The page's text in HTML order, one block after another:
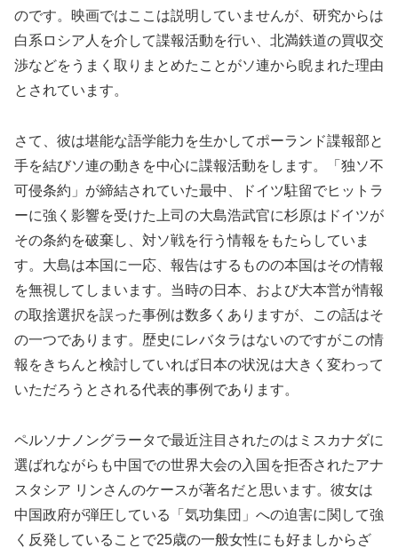
のです。映画ではここは説明していませんが、研究からは
白系ロシア人を介して諜報活動を行い、北満鉄道の買収交
渉などをうまく取りまとめたことがソ連から睨まれた理由
とされています。
さて、彼は堪能な語学能力を生かしてポーランド諜報部と
手を結びソ連の動きを中心に諜報活動をします。「独ソ不
可侵条約」が締結されていた最中、ドイツ駐留でヒットラ
ーに強く影響を受けた上司の大島浩武官に杉原はドイツが
その条約を破棄し、対ソ戦を行う情報をもたらしていま
す。大島は本国に一応、報告はするものの本国はその情報
を無視してしまいます。当時の日本、および大本営が情報
の取捨選択を誤った事例は数多くありますが、この話はそ
の一つであります。歴史にレバタラはないのですがこの情
報をきちんと検討していれば日本の状況は大きく変わって
いただろうとされる代表的事例であります。
ペルソナノングラータで最近注目されたのはミスカナダに
選ばれながらも中国での世界大会の入国を拒否されたアナ
スタシア リンさんのケースが著名だと思います。彼女は
中国政府が弾圧している「気功集団」への迫害に関して強
く反発していることで25歳の一般女性にも好ましからざ